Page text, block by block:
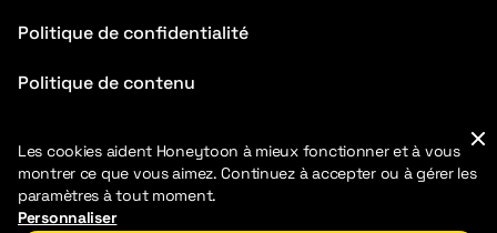
Politique de confidentialité
Politique de contenu
Les cookies aident Honeytoon à mieux fonctionner et à vous
montrer ce que vous aimez. Continuez à accepter ou à gérer les
paramètres à tout moment.
Personnaliser